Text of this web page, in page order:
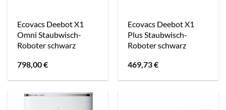
Ecovacs Deebot X1
Omni Staubwisch-
Roboter schwarz
798,00€
Ecovacs Deebot X1
Plus Staubwisch-
Roboter schwarz
469,73€